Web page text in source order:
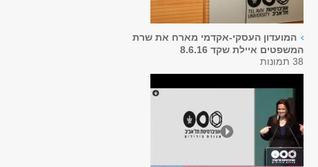
המועדון העסקי-אקדמי מארח את שרת
המשפטים איילת שקד 8.6.16
38 תמונות